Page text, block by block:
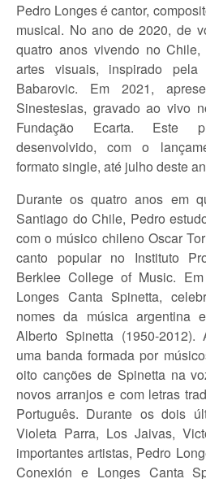
Pedro Longes é cantor,
musical. No ano de 2020, de
quatro anos vivendo no
artes visuais, inspirado
Babarovic. Em 2021,
Sinestesias, gravado ao vivo
Fundação Ecarta. Este
desenvolvido, com o
formato single, até julho deste
Durante os quatro anos em
Santiago do Chile, Pedro
com o músico chileno Oscar
canto popular no Instituto
Berklee College of Music.
Longes Canta Spinetta,
nomes da música argentina
Alberto Spinetta (1950-2012).
uma banda formada por
oito canções de Spinetta na
novos arranjos e com letras
Português. Durante os dois
Violeta Parra, Los Jaivas,
importantes artistas, Pedro
Conexión e Longes Canta